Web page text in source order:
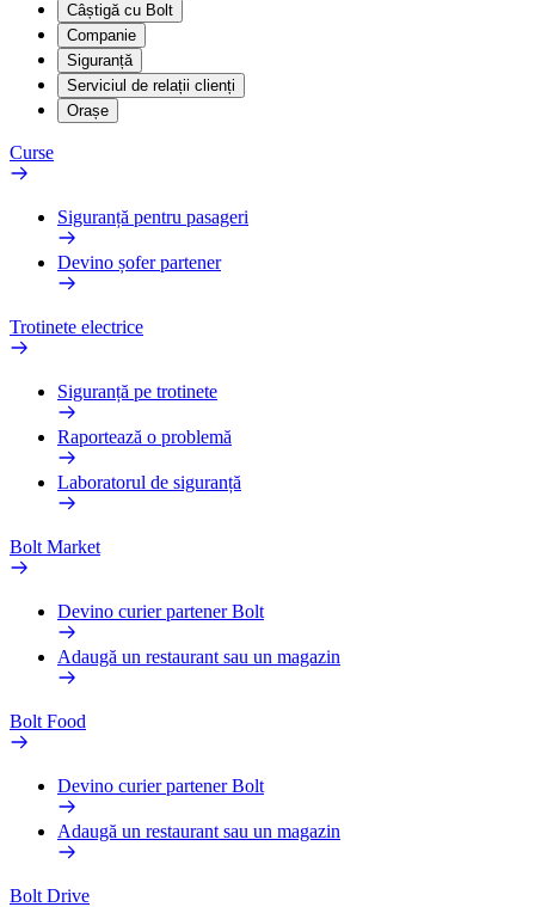
Câștigă cu Bolt
Companie
Siguranță
Serviciul de relații clienți
Orașe
Curse
Siguranță pentru pasageri
Devino șofer partener
Trotinete electrice
Siguranță pe trotinete
Raportează o problemă
Laboratorul de siguranță
Bolt Market
Devino curier partener Bolt
Adaugă un restaurant sau un magazin
Bolt Food
Devino curier partener Bolt
Adaugă un restaurant sau un magazin
Bolt Drive